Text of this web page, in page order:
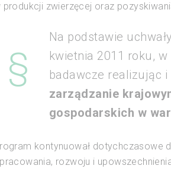
produkcji zwierzęcej oraz
Na podstawie
kwietnia 2011 roku,
badawcze realizując
zarządzanie
gospodarskich w
kontynuował dotychczasowe
rozwoju i